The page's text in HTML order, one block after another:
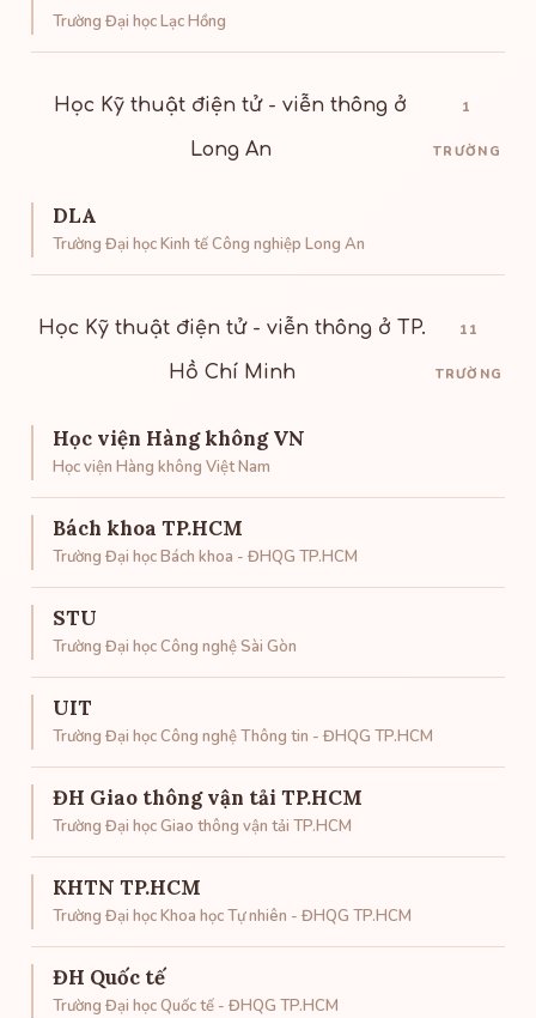
Trường Đại học Lạc Hồng
Học Kỹ thuật điện tử - viễn thông ở
Long An
1
TRƯỜNG
DLA
Trường Đại học Kinh tế Công nghiệp Long An
Học Kỹ thuật điện tử - viễn thông ở TP.
Hồ Chí Minh
11
TRƯỜNG
Học viện Hàng không VN
Học viện Hàng không Việt Nam
Bách khoa TP.HCM
Trường Đại học Bách khoa - ĐHQG TP.HCM
STU
Trường Đại học Công nghệ Sài Gòn
UIT
Trường Đại học Công nghệ Thông tin - ĐHQG TP.HCM
ĐH Giao thông vận tải TP.HCM
Trường Đại học Giao thông vận tải TP.HCM
KHTN TP.HCM
Trường Đại học Khoa học Tự nhiên - ĐHQG TP.HCM
ĐH Quốc tế
Trường Đại học Quốc tế - ĐHQG TP.HCM